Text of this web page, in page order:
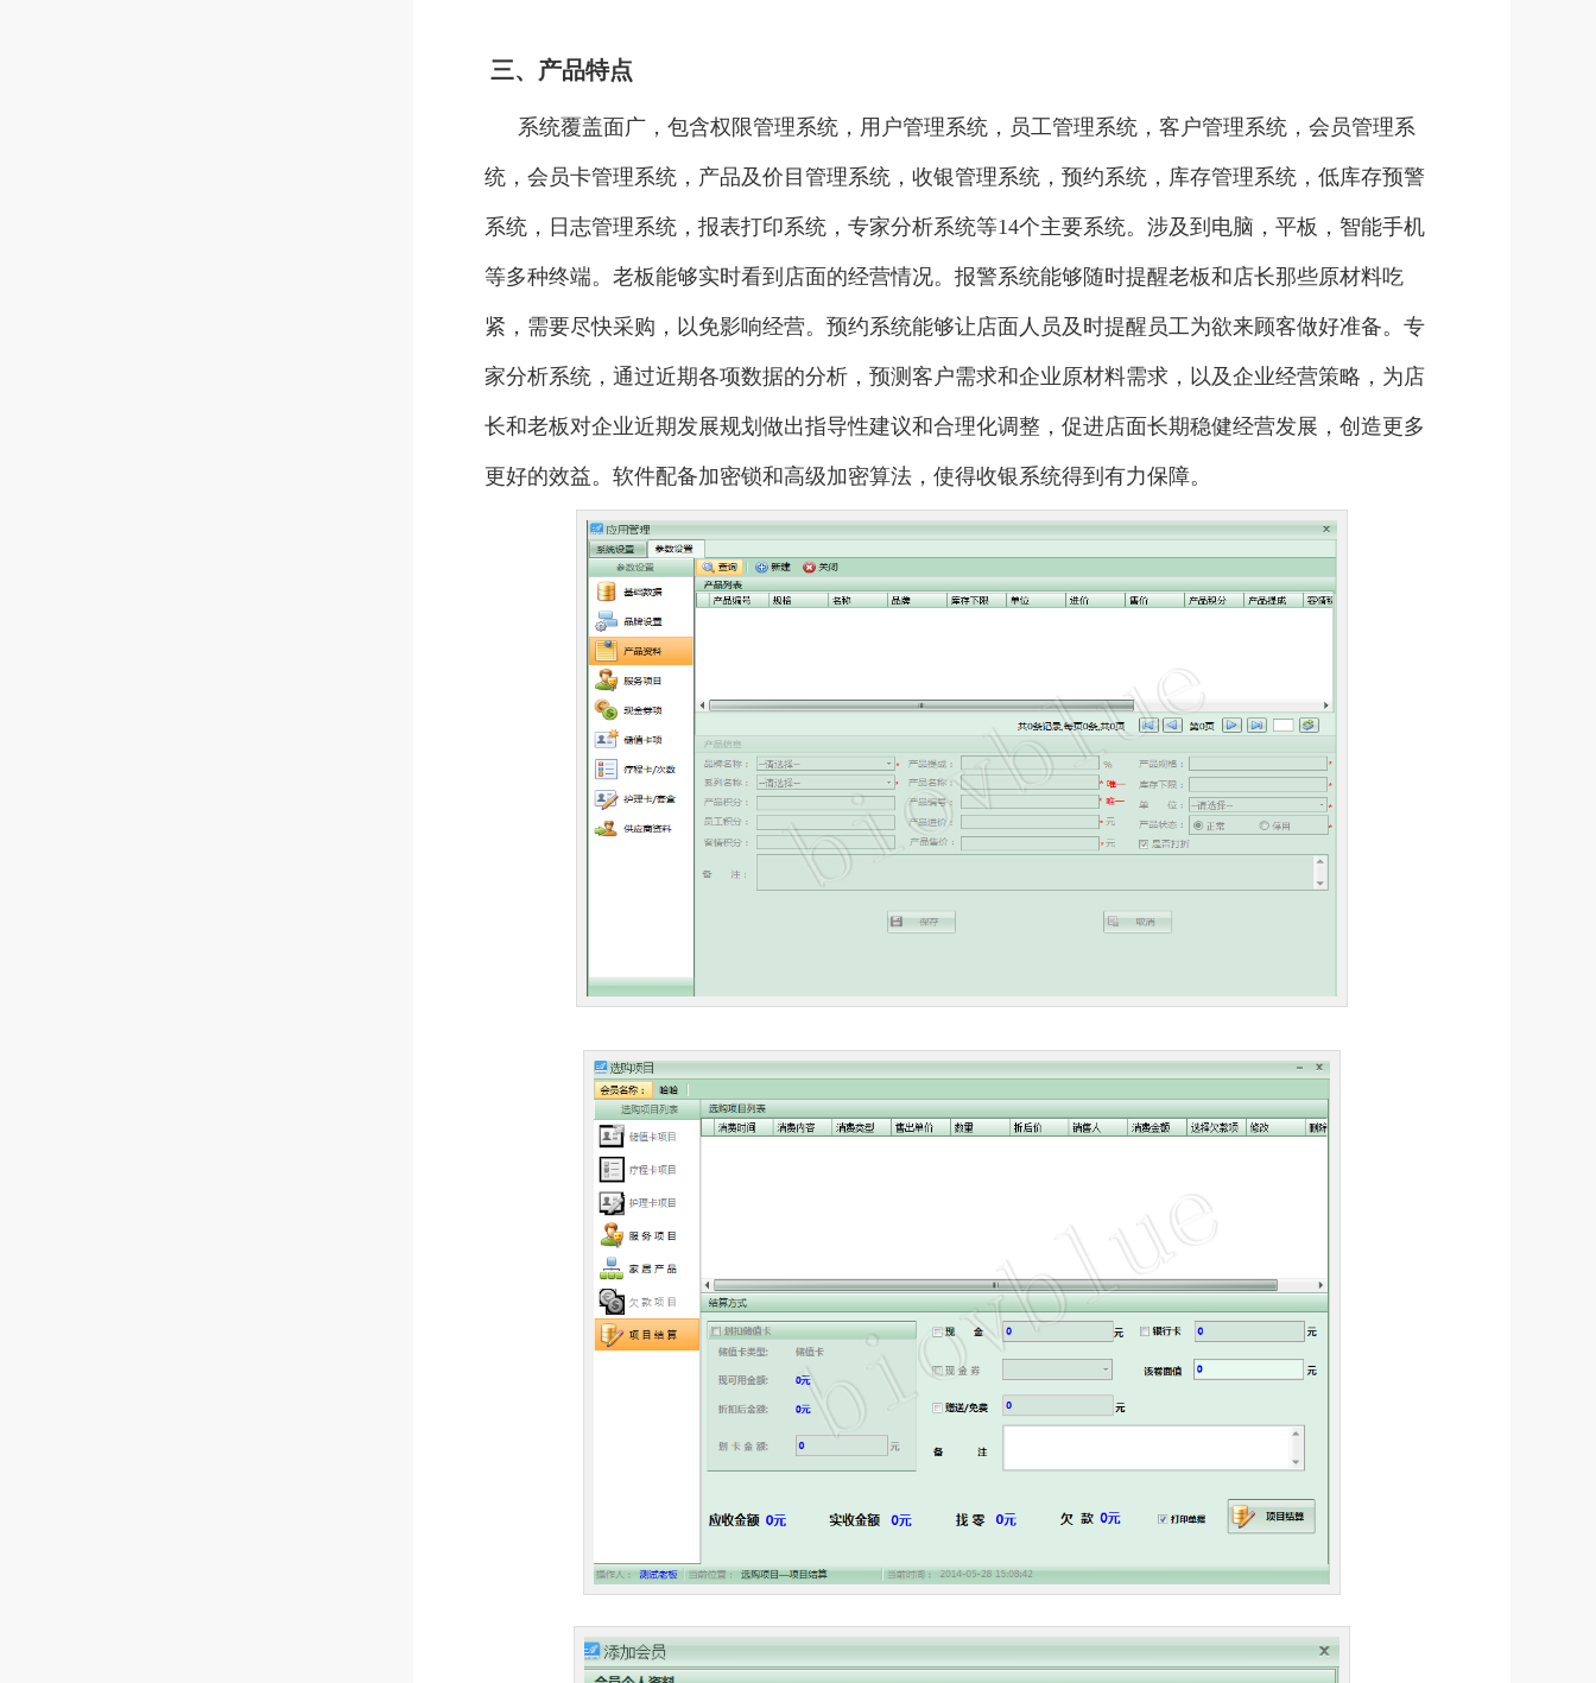
三、产品特点
系统覆盖面广，包含权限管理系统，用户管理系统，员工管理系统，客户管理系统，会员管理系
统，会员卡管理系统，产品及价目管理系统，收银管理系统，预约系统，库存管理系统，低库存预警
系统，日志管理系统，报表打印系统，专家分析系统等14个主要系统。涉及到电脑，平板，智能手机
等多种终端。老板能够实时看到店面的经营情况。报警系统能够随时提醒老板和店长那些原材料吃
紧，需要尽快采购，以免影响经营。预约系统能够让店面人员及时提醒员工为欲来顾客做好准备。专
家分析系统，通过近期各项数据的分析，预测客户需求和企业原材料需求，以及企业经营策略，为店
长和老板对企业近期发展规划做出指导性建议和合理化调整，促进店面长期稳健经营发展，创造更多
更好的效益。软件配备加密锁和高级加密算法，使得收银系统得到有力保障。